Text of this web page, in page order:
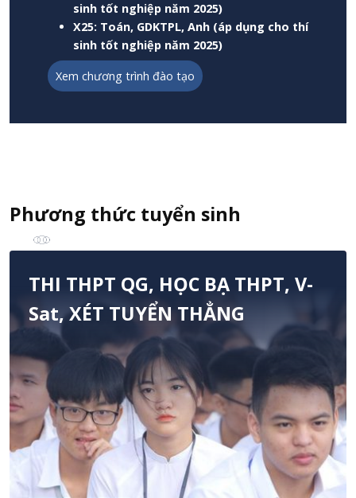
sinh tốt nghiệp năm 2025)
X25: Toán, GDKTPL, Anh (áp dụng cho thí
sinh tốt nghiệp năm 2025)
Xem chương trình đào tạo
Phương thức tuyển sinh
THI THPT QG, HỌC BẠ THPT, V-
Sat, XÉT TUYỂN THẲNG